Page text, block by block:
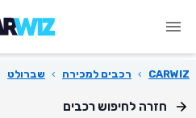
CARWIZ
› רכבים למכירה › שברולט
חזרה לחיפוש רכבים